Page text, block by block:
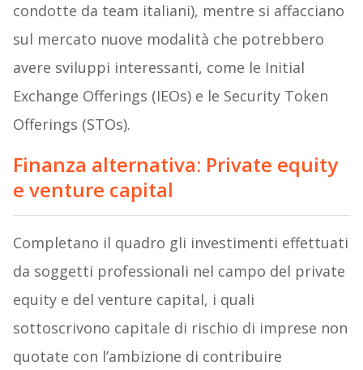
condotte da team italiani), mentre si affacciano
sul mercato nuove modalità che potrebbero
avere sviluppi interessanti, come le Initial
Exchange Offerings (IEOs) e le Security Token
Offerings (STOs).
Finanza alternativa: Private equity
e venture capital
Completano il quadro gli investimenti effettuati
da soggetti professionali nel campo del private
equity e del venture capital, i quali
sottoscrivono capitale di rischio di imprese non
quotate con l’ambizione di contribuire